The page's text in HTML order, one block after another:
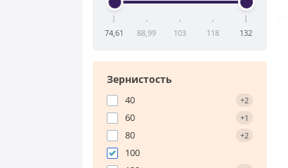
74,61 88,99 103 118 132
Зернистость
40 +2
60 +1
80 +2
100